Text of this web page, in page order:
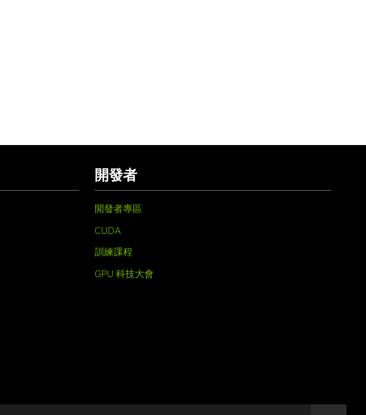
開發者
開發者專區
CUDA
訓練課程
GPU 科技大會